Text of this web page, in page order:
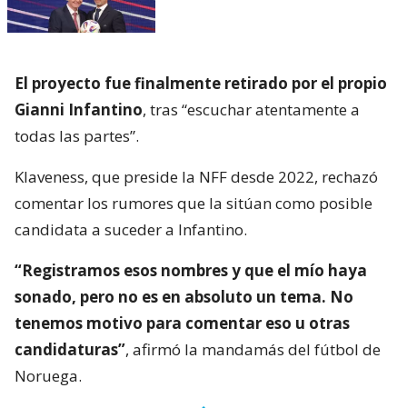
El proyecto fue finalmente retirado por el propio
Gianni Infantino, tras “escuchar atentamente a
todas las partes”.
Klaveness, que preside la NFF desde 2022, rechazó
comentar los rumores que la sitúan como posible
candidata a suceder a Infantino.
“Registramos esos nombres y que el mío haya
sonado, pero no es en absoluto un tema. No
tenemos motivo para comentar eso u otras
candidaturas”, afirmó la mandamás del fútbol de
Noruega.